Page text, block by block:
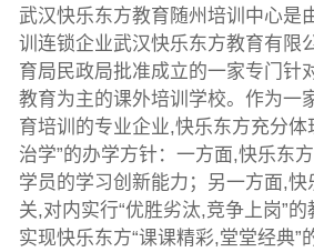
武汉快乐东方教育随州培训中心是
训连锁企业武汉快乐东方教育有限
育局民政局批准成立的一家专门针
教育为主的课外培训学校。作为一
育培训的专业企业,快乐东方充分体
治学”的办学方针：一方面,快乐东
学员的学习创新能力；另一方面,
关,对内实行“优胜劣汰,竞争上岗”
实现快乐东方“课课精彩,堂堂经典”